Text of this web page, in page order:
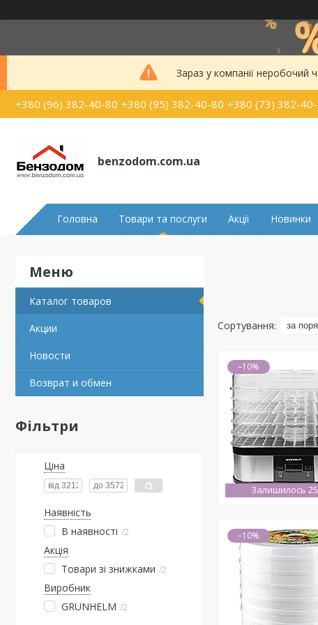
Зараз у компанії неробочий
+380 (96) 382-40-80 +380 (95) 382-40-80 +380 (73) 382-
benzodom.com.ua
Головна Товари та послуги Акції Новинки
Каталог товаров
Акции
Новости
Возврат и обмен
Фільтри
Ціна
Наявність
В наявності 2
Акція
Товари зі знижками 2
Виробник
GRUNHELM 2
–10%
Залишилось 25
–10%